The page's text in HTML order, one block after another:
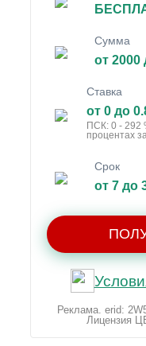
Сумма
от 2000
Ставка
от 0 до
ПСК: 0 - 292
процентах
Срок
от 7 до
Реклама. erid:
Лицензия